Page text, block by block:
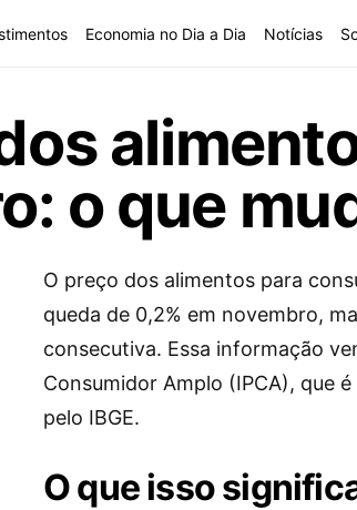
Economia no Dia a Dia Notícias
o que
O preço dos alimentos para
queda de 0,2% em novembro,
consecutiva. Essa informação
Consumidor Amplo (IPCA), que
pelo IBGE.
O que isso